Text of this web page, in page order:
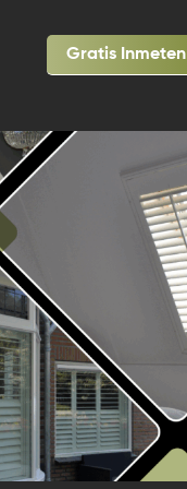
Gratis Inmeten